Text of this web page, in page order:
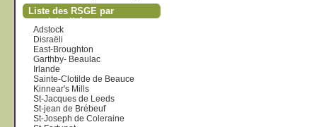
Liste des RSGE par
municipalité
Adstock
Disraëli
East-Broughton
Garthby- Beaulac
Irlande
Sainte-Clotilde de Beauce
Kinnear's Mills
St-Jacques de Leeds
St-jean de Brébeuf
St-Joseph de Coleraine